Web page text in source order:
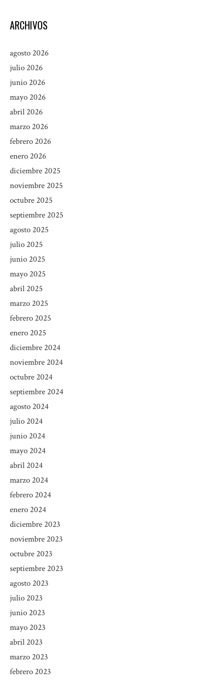
ARCHIVOS
agosto 2026
julio 2026
junio 2026
mayo 2026
abril 2026
marzo 2026
febrero 2026
enero 2026
diciembre 2025
noviembre 2025
octubre 2025
septiembre 2025
agosto 2025
julio 2025
junio 2025
mayo 2025
abril 2025
marzo 2025
febrero 2025
enero 2025
diciembre 2024
noviembre 2024
octubre 2024
septiembre 2024
agosto 2024
julio 2024
junio 2024
mayo 2024
abril 2024
marzo 2024
febrero 2024
enero 2024
diciembre 2023
noviembre 2023
octubre 2023
septiembre 2023
agosto 2023
julio 2023
junio 2023
mayo 2023
abril 2023
marzo 2023
febrero 2023